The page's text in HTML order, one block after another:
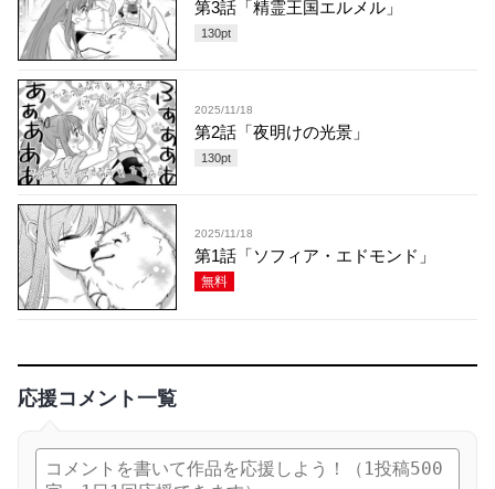
第3話「精霊王国エルメル」
130pt
2025/11/18
第2話「夜明けの光景」
130pt
2025/11/18
第1話「ソフィア・エドモンド」
無料
応援コメント一覧